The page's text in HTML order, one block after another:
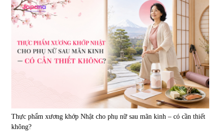
Thực phẩm xương khớp Nhật cho phụ nữ sau mãn kinh – có cần thiết
không?